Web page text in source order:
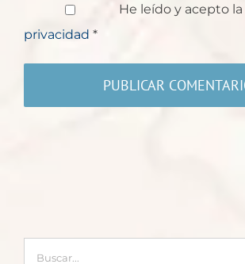
He leído y acepto la
privacidad *